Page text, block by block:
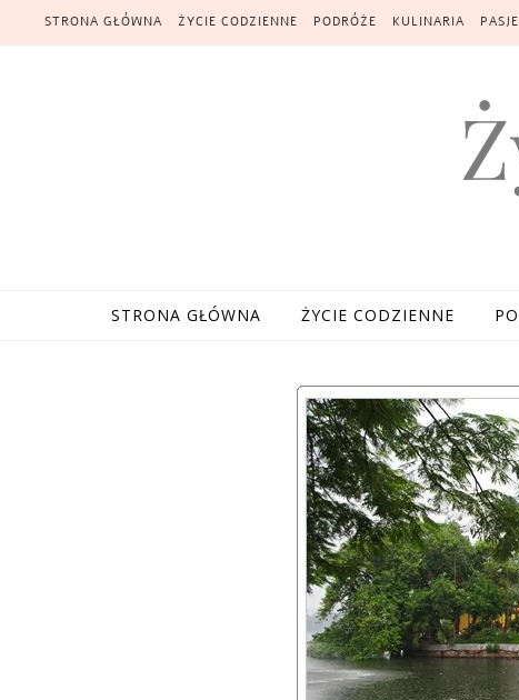
Skip to content
STRONA GŁÓWNA ŻYCIE CODZIENNE PODRÓŻE KULINARIA PASJE
STRONA GŁÓWNA ŻYCIE CODZIENNE